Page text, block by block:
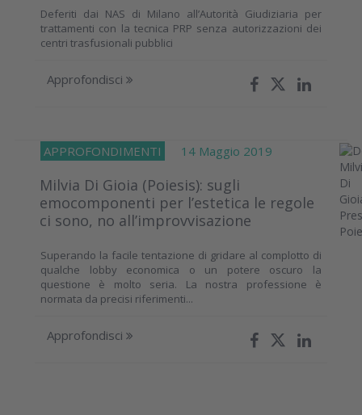
Deferiti dai NAS di Milano all’Autorità Giudiziaria per
trattamenti con la tecnica PRP senza autorizzazioni dei
centri trasfusionali pubblici
Approfondisci
APPROFONDIMENTI 14 Maggio 2019
Milvia Di Gioia (Poiesis): sugli
emocomponenti per l’estetica le regole
ci sono, no all’improvvisazione
Superando la facile tentazione di gridare al complotto di
qualche lobby economica o un potere oscuro la
questione è molto seria. La nostra professione è
normata da precisi riferimenti...
Approfondisci